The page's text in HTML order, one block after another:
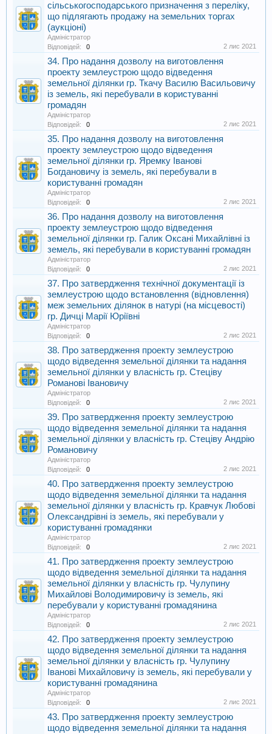
сільськогосподарського призначення з переліку,
що підлягають продажу на земельних торгах
(аукціоні)
Адміністратор
Відповідей:
0 2 лис 2021
34. Про надання дозволу на виготовлення
проекту землеустрою щодо відведення
земельної ділянки гр. Ткачу Василю Васильовичу
із земель, які перебували в користуванні
громадян
Адміністратор
Відповідей:
0 2 лис 2021
35. Про надання дозволу на виготовлення
проекту землеустрою щодо відведення
земельної ділянки гр. Яремку Іванові
Богдановичу із земель, які перебували в
користуванні громадян
Адміністратор
Відповідей:
0 2 лис 2021
36. Про надання дозволу на виготовлення
проекту землеустрою щодо відведення
земельної ділянки гр. Галик Оксані Михайлівні із
земель, які перебували в користуванні громадян
Адміністратор
Відповідей:
0 2 лис 2021
37. Про затвердження технічної документації із
землеустрою щодо встановлення (відновлення)
меж земельних ділянок в натурі (на місцевості)
гр. Дичці Марії Юріївні
Адміністратор
Відповідей:
0 2 лис 2021
38. Про затвердження проекту землеустрою
щодо відведення земельної ділянки та надання
земельної ділянки у власність гр. Стеціву
Романові Івановичу
Адміністратор
Відповідей:
0 2 лис 2021
39. Про затвердження проекту землеустрою
щодо відведення земельної ділянки та надання
земельної ділянки у власність гр. Стеціву Андрію
Романовичу
Адміністратор
Відповідей:
0 2 лис 2021
40. Про затвердження проекту землеустрою
щодо відведення земельної ділянки та надання
земельної ділянки у власність гр. Кравчук Любові
Олександрівні із земель, які перебували у
користуванні громадянки
Адміністратор
Відповідей:
0 2 лис 2021
41. Про затвердження проекту землеустрою
щодо відведення земельної ділянки та надання
земельної ділянки у власність гр. Чулупину
Михайлові Володимировичу із земель, які
перебували у користуванні громадянина
Адміністратор
Відповідей:
0 2 лис 2021
42. Про затвердження проекту землеустрою
щодо відведення земельної ділянки та надання
земельної ділянки у власність гр. Чулупину
Іванові Михайловичу із земель, які перебували у
користуванні громадянина
Адміністратор
Відповідей:
0 2 лис 2021
43. Про затвердження проекту землеустрою
щодо відведення земельної ділянки та надання